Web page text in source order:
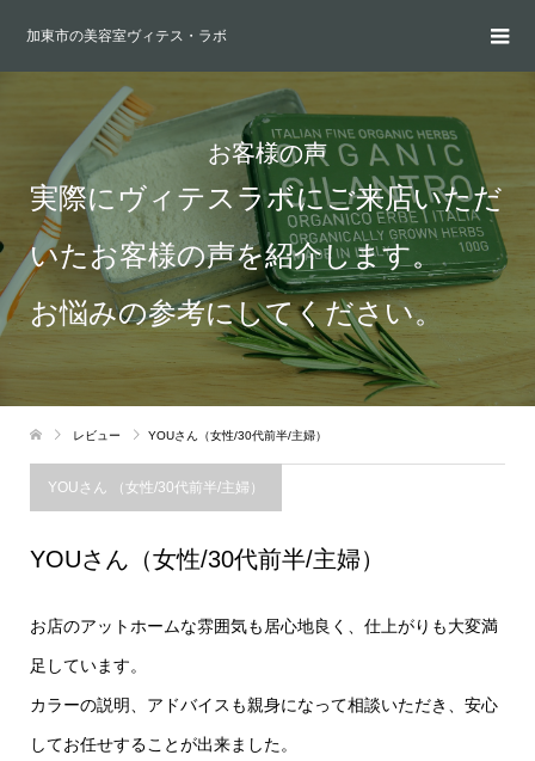
加東市の美容室ヴィテス・ラボ
お客様の声
実際にヴィテスラボにご来店いただ
いたお客様の声を紹介します。
お悩みの参考にしてください。
レビュー YOUさん（女性/30代前半/主婦）
YOUさん （女性/30代前半/主婦）
YOUさん（女性/30代前半/主婦）
お店のアットホームな雰囲気も居心地良く、仕上がりも大変満
足しています。
カラーの説明、アドバイスも親身になって相談いただき、安心
してお任せすることが出来ました。